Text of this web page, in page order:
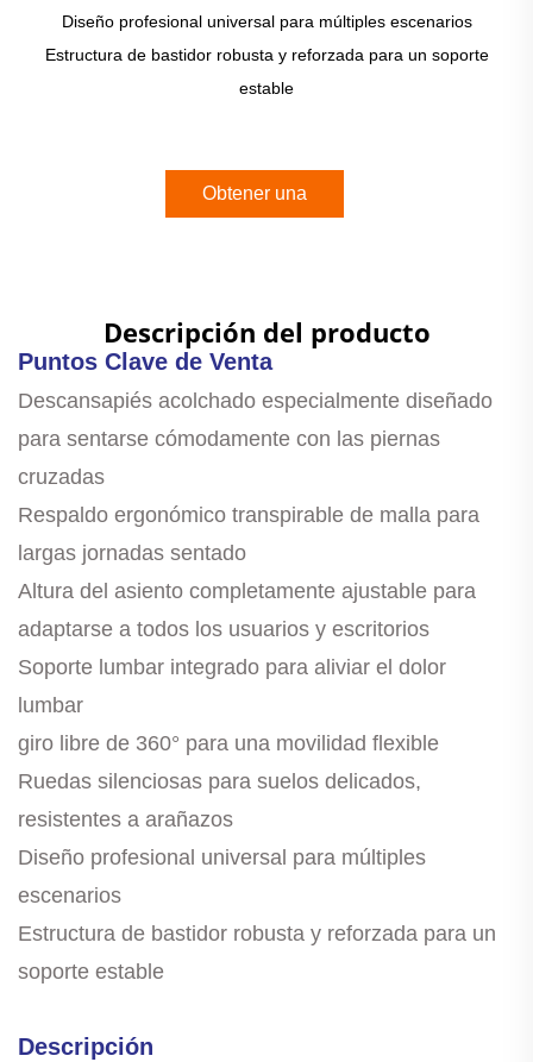
Diseño profesional universal para múltiples escenarios
Estructura de bastidor robusta y reforzada para un soporte
estable
Obtener una
Descripción del producto
Puntos Clave de Venta
Descansapiés acolchado especialmente diseñado
para sentarse cómodamente con las piernas
cruzadas
Respaldo ergonómico transpirable de malla para
largas jornadas sentado
Altura del asiento completamente ajustable para
adaptarse a todos los usuarios y escritorios
Soporte lumbar integrado para aliviar el dolor
lumbar
giro libre de 360° para una movilidad flexible
Ruedas silenciosas para suelos delicados,
resistentes a arañazos
Diseño profesional universal para múltiples
escenarios
Estructura de bastidor robusta y reforzada para un
soporte estable
Descripción